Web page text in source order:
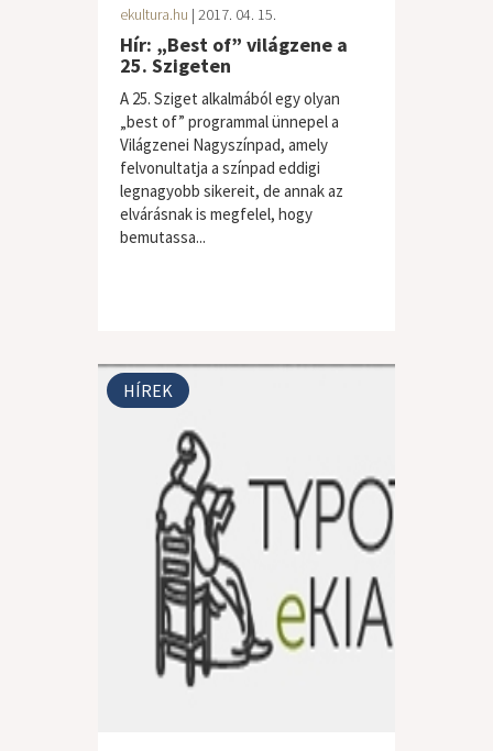
ekultura.hu | 2017. 04. 15.
Hír: „Best of” világzene a
25. Szigeten
A 25. Sziget alkalmából egy olyan
„best of” programmal ünnepel a
Világzenei Nagyszínpad, amely
felvonultatja a színpad eddigi
legnagyobb sikereit, de annak az
elvárásnak is megfelel, hogy
bemutassa...
HÍREK